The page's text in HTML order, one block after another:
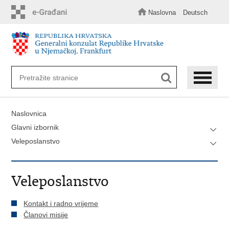
sadržaj
Naslovna Deutsch
Naslovnica
Glavni izbornik
Veleposlanstvo
Veleposlanstvo
Kontakt i radno vrijeme
Članovi misije